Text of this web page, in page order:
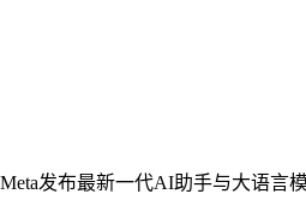
Meta发布最新一代AI助手与大语言